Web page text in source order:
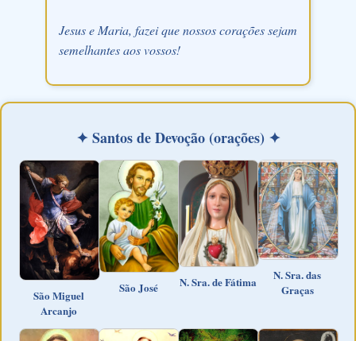
Jesus e Maria, fazei que nossos corações sejam
semelhantes aos vossos!
✦ Santos de Devoção (orações) ✦
São Miguel
Arcanjo
São José N. Sra. de Fátima
N. Sra. das
Graças